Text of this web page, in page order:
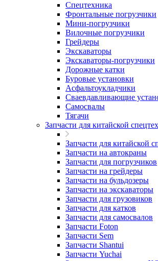
Спецтехника
Фронтальные погрузчики
Мини-погрузчики
Вилочные погрузчики
Грейдеры
Экскаваторы
Экскаваторы-погрузчики
Дорожные катки
Буровые установки
Асфальтоукладчики
Сваевдавливающие
Самосвалы
Тягачи
Запчасти для китайской
Запчасти для китайской
Запчасти на автокраны
Запчасти для погрузчиков
Запчасти на грейдеры
Запчасти на бульдозеры
Запчасти на экскаваторы
Запчасти для грузовиков
Запчасти для катков
Запчасти для самосвалов
Запчасти Foton
Запчасти Sem
Запчасти Shantui
Запчасти Yuchai